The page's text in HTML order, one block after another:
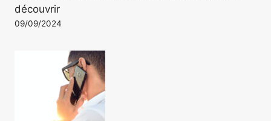
découvrir
09/09/2024